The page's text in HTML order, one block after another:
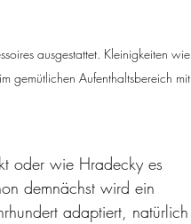
ausgestattet. Kleinigkeiten wie
gemütlichen Aufenthaltsbereich mit
oder wie Hradecky es
demnächst wird ein
adaptiert, natürlich